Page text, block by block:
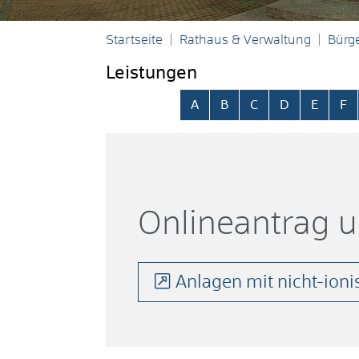
Startseite Rathaus & Verwaltung
Leistungen
Alphabetisches Register
A B C D E F
Onlineantrag
Anlagen mit nicht-